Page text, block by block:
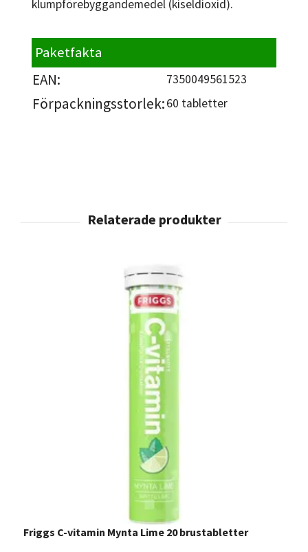
klumpförebyggandemedel (kiseldioxid).
Paketfakta
EAN: 7350049561523
Förpackningsstorlek:60 tabletter
Friggs C-vitamin Mynta Lime 20 brustabletter